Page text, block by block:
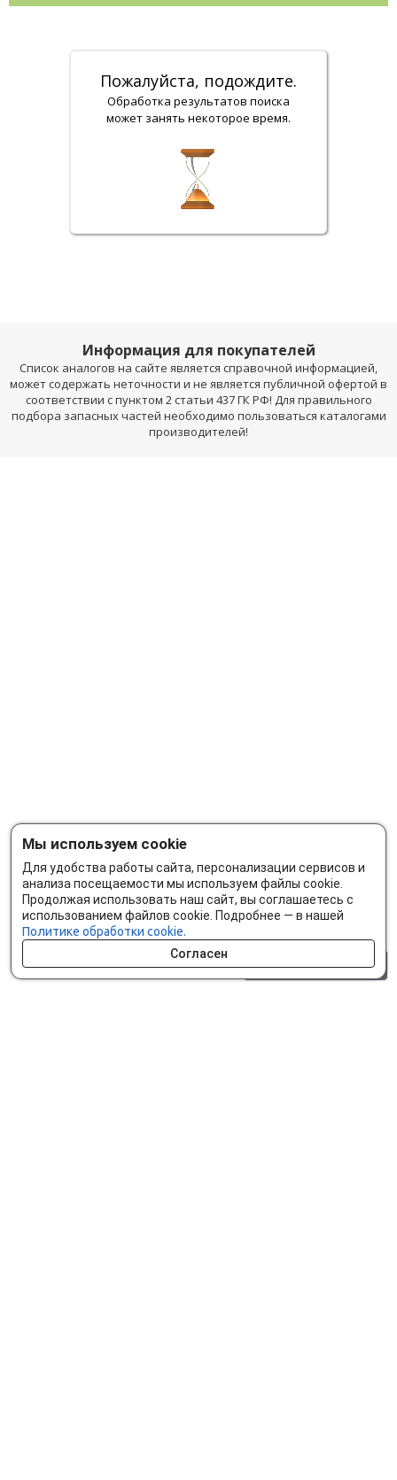
Пожалуйста, подождите.
Обработка результатов поиска
может занять некоторое время.
Информация для покупателей
Список аналогов на сайте является справочной информацией,
может содержать неточности и не является публичной офертой в
соответствии с пунктом 2 статьи 437 ГК РФ! Для правильного
подбора запасных частей необходимо пользоваться каталогами
производителей!
Мы используем cookie
Для удобства работы сайта, персонализации сервисов и
анализа посещаемости мы используем файлы cookie.
Продолжая использовать наш сайт, вы соглашаетесь с
использованием файлов cookie. Подробнее — в нашей
Политике обработки cookie.
Согласен